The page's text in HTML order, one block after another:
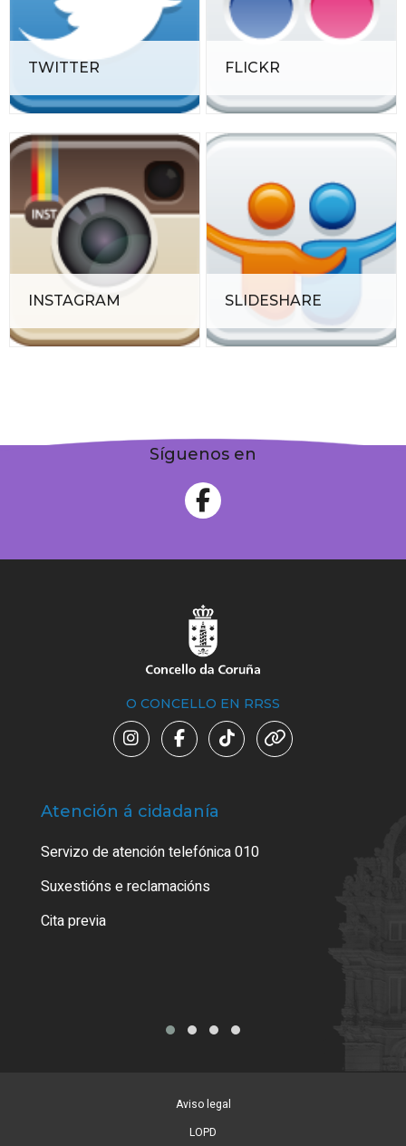
TWITTER FLICKR
INSTAGRAM SLIDESHARE
Síguenos en
O CONCELLO EN RRSS
Atención á cidadanía
Servizo de atención telefónica 010
Suxestións e reclamacións
Cita previa
Aviso legal
LOPD